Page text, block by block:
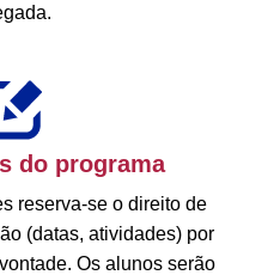
do programa
reserva-se o direito de
(datas, atividades) por
Os alunos serão